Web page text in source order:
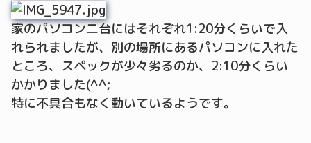
家のパソコン二台にはそれぞれ1:20分くらいで入
れられましたが、別の場所にあるパソコンに入れた
ところ、スペックが少々劣るのか、2:10分くらい
かかりました(^^;
特に不具合もなく動いているようです。